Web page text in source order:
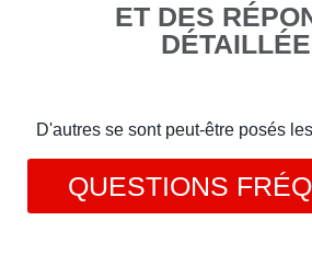
ET DES
D'autres se sont peut-être posés
QUESTIONS